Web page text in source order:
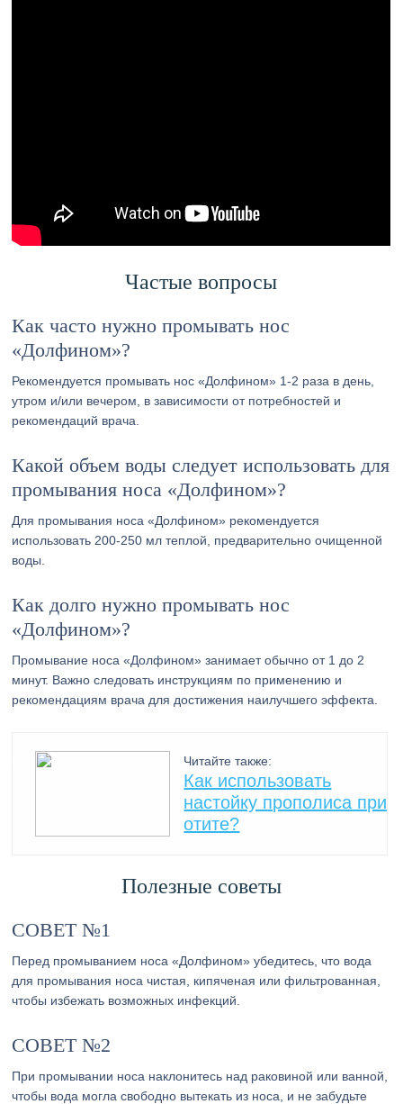
Частые вопросы
Как часто нужно промывать нос
«Долфином»?
Рекомендуется промывать нос «Долфином» 1-2 раза в день,
утром и/или вечером, в зависимости от потребностей и
рекомендаций врача.
Какой объем воды следует использовать для
промывания носа «Долфином»?
Для промывания носа «Долфином» рекомендуется
использовать 200-250 мл теплой, предварительно очищенной
воды.
Как долго нужно промывать нос
«Долфином»?
Промывание носа «Долфином» занимает обычно от 1 до 2
минут. Важно следовать инструкциям по применению и
рекомендациям врача для достижения наилучшего эффекта.
Читайте также:
Как использовать
настойку прополиса при
отите?
Полезные советы
СОВЕТ №1
Перед промыванием носа «Долфином» убедитесь, что вода
для промывания носа чистая, кипяченая или фильтрованная,
чтобы избежать возможных инфекций.
СОВЕТ №2
При промывании носа наклонитесь над раковиной или ванной,
чтобы вода могла свободно вытекать из носа, и не забудьте